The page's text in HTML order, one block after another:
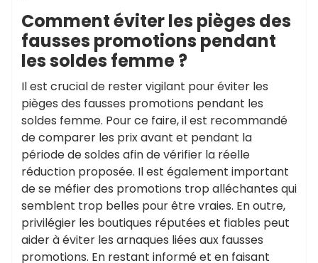
Comment éviter les pièges des
fausses promotions pendant
les soldes femme ?
Il est crucial de rester vigilant pour éviter les
pièges des fausses promotions pendant les
soldes femme. Pour ce faire, il est recommandé
de comparer les prix avant et pendant la
période de soldes afin de vérifier la réelle
réduction proposée. Il est également important
de se méfier des promotions trop alléchantes qui
semblent trop belles pour être vraies. En outre,
privilégier les boutiques réputées et fiables peut
aider à éviter les arnaques liées aux fausses
promotions. En restant informé et en faisant